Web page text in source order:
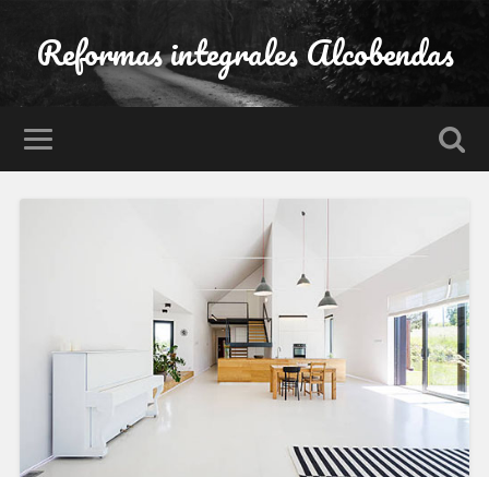
Reformas integrales Alcobendas